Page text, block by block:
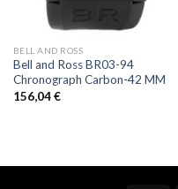
BELL AND ROSS
Bell and Ross BR03-94
Chronograph Carbon-42 MM
156,04€